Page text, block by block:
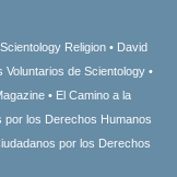
Scientology Religion
David
Voluntarios de Scientology
El Camino a la
por los Derechos Humanos
por los Derechos